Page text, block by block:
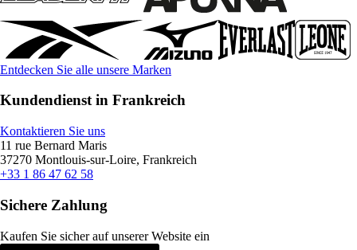
Entdecken Sie alle unsere Marken
Kundendienst in Frankreich
Kontaktieren Sie uns
11 rue Bernard Maris
37270 Montlouis-sur-Loire, Frankreich
+33 1 86 47 62 58
Sichere Zahlung
Kaufen Sie sicher auf unserer Website ein